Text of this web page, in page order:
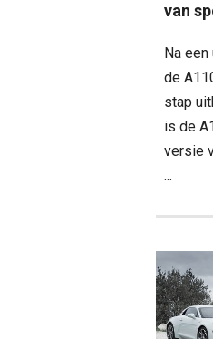
van
Na
de
stap
is de
versie
...